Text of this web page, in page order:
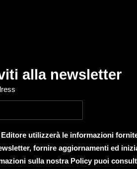
alla newsletter
utilizzerà le informazioni
fornire aggiornamenti ed
sulla nostra Policy puoi